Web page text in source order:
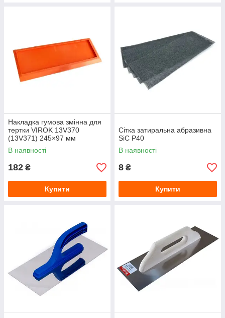
Накладка гумова змінна для
тертки VIROK 13V370
(13V371) 245×97 мм
В наявності
182 ₴
Купити
Сітка затиральна абразивна
SiC P40
В наявності
8 ₴
Купити